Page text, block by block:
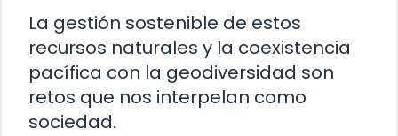
La gestión sostenible de estos
recursos naturales y la coexistencia
pacífica con la geodiversidad son
retos que nos interpelan como
sociedad.